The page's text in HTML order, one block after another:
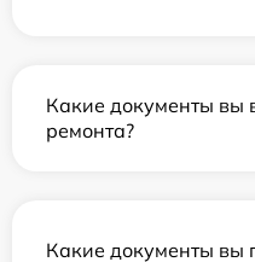
Какие документы вы
ремонта?
Какие документы вы